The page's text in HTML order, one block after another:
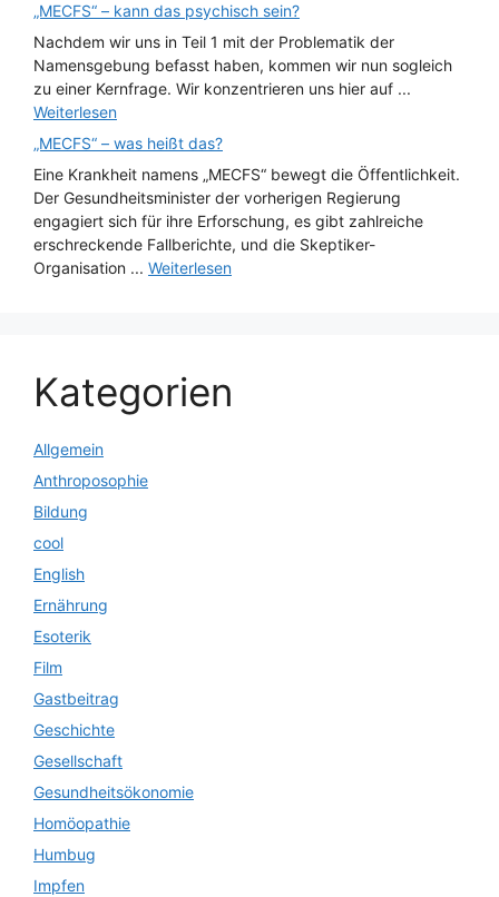
„MECFS“ – kann das psychisch sein?
Nachdem wir uns in Teil 1 mit der Problematik der
Namensgebung befasst haben, kommen wir nun sogleich
zu einer Kernfrage. Wir konzentrieren uns hier auf ...
Weiterlesen
„MECFS“ – was heißt das?
Eine Krankheit namens „MECFS“ bewegt die Öffentlichkeit.
Der Gesundheitsminister der vorherigen Regierung
engagiert sich für ihre Erforschung, es gibt zahlreiche
erschreckende Fallberichte, und die Skeptiker-
Organisation ... Weiterlesen
Kategorien
Allgemein
Anthroposophie
Bildung
cool
English
Ernährung
Esoterik
Film
Gastbeitrag
Geschichte
Gesellschaft
Gesundheitsökonomie
Homöopathie
Humbug
Impfen